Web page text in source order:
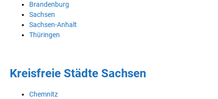
Brandenburg
Sachsen
Sachsen-Anhalt
Thüringen
Kreisfreie Städte Sachsen
Chemnitz